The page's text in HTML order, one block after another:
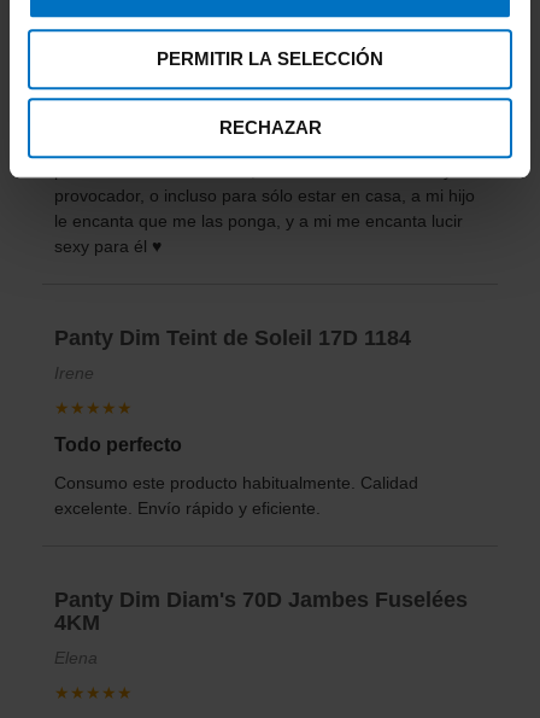
PERMITIR LA SELECCIÓN
RECHAZAR
★★★★★
Tienen un toque elegante y se ven las piernas
hermosas, son de buena calidad, no se rompen ni se
provocador, o incluso para sólo estar en casa, a mi hijo
le encanta que me las ponga, y a mi me encanta lucir
sexy para él ♥
Panty Dim Teint de Soleil 17D 1184
Irene
★★★★★
Todo perfecto
Consumo este producto habitualmente. Calidad
excelente. Envío rápido y eficiente.
Panty Dim Diam's 70D Jambes Fuselées
4KM
Elena
★★★★★